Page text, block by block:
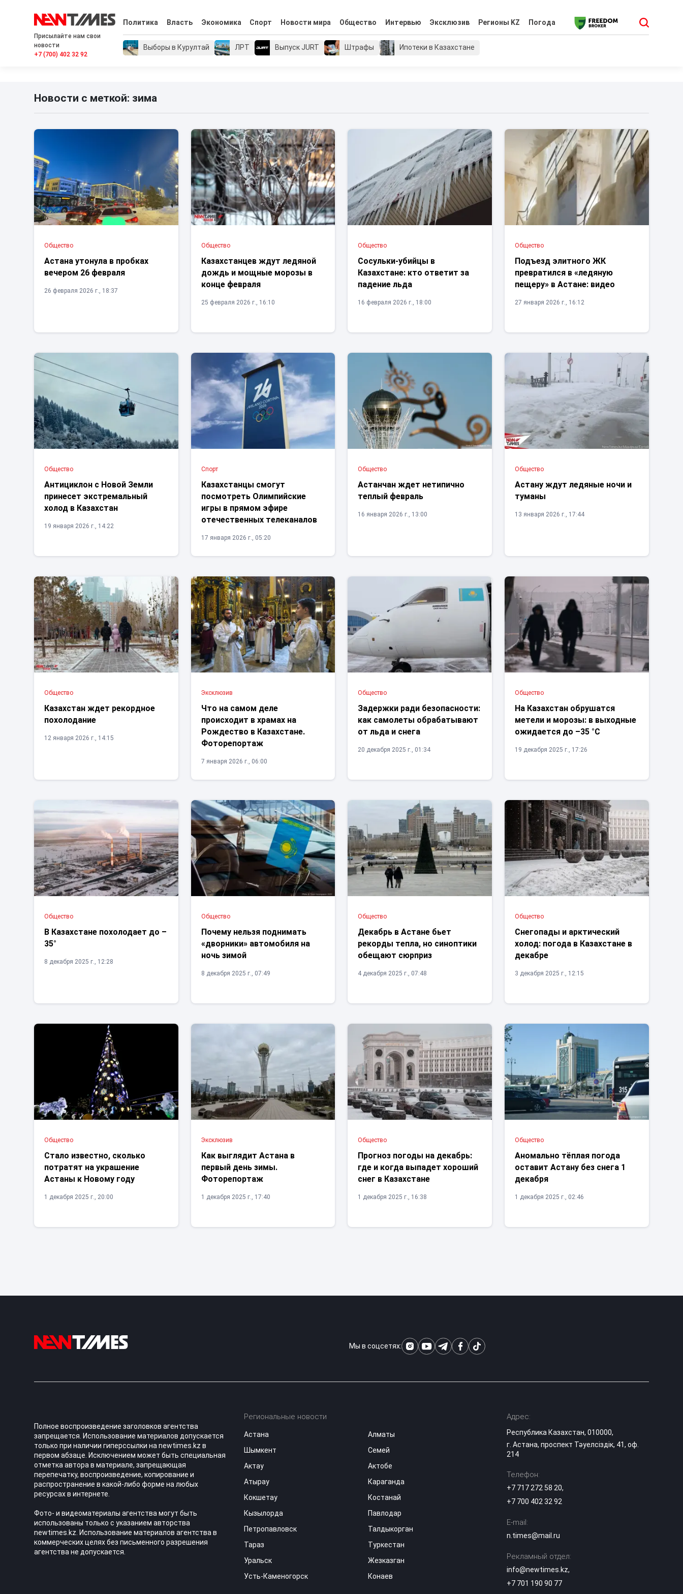
Присылайте нам свои
новости
+7 (700) 402 32 92
Политика Власть Экономика Спорт Новости мира Общество Интервью Эксклюзив Регионы KZ Погода
Выборы в Курултай ЛРТ Выпуск JURT Штрафы Ипотеки в Казахстане
Новости с меткой: зима
Общество
Астана утонула в пробках
вечером 26 февраля
26 февраля 2026 г., 18:37
Общество
Казахстанцев ждут ледяной
дождь и мощные морозы в
конце февраля
25 февраля 2026 г., 16:10
Общество
Сосульки-убийцы в
Казахстане: кто ответит за
падение льда
16 февраля 2026 г., 18:00
Общество
Подъезд элитного ЖК
превратился в «ледяную
пещеру» в Астане: видео
27 января 2026 г., 16:12
Общество
Антициклон с Новой Земли
принесет экстремальный
холод в Казахстан
19 января 2026 г., 14:22
Спорт
Казахстанцы смогут
посмотреть Олимпийские
игры в прямом эфире
отечественных телеканалов
17 января 2026 г., 05:20
Общество
Астанчан ждет нетипично
теплый февраль
16 января 2026 г., 13:00
Общество
Астану ждут ледяные ночи и
туманы
13 января 2026 г., 17:44
Общество
Казахстан ждет рекордное
похолодание
12 января 2026 г., 14:15
Эксклюзив
Что на самом деле
происходит в храмах на
Рождество в Казахстане.
Фоторепортаж
7 января 2026 г., 06:00
Общество
Задержки ради безопасности:
как самолеты обрабатывают
от льда и снега
20 декабря 2025 г., 01:34
Общество
На Казахстан обрушатся
метели и морозы: в выходные
ожидается до –35 °C
19 декабря 2025 г., 17:26
Общество
В Казахстане похолодает до –
35°
8 декабря 2025 г., 12:28
Общество
Почему нельзя поднимать
«дворники» автомобиля на
ночь зимой
8 декабря 2025 г., 07:49
Общество
Декабрь в Астане бьет
рекорды тепла, но синоптики
обещают сюрприз
4 декабря 2025 г., 07:48
Общество
Снегопады и арктический
холод: погода в Казахстане в
декабре
3 декабря 2025 г., 12:15
Общество
Стало известно, сколько
потратят на украшение
Астаны к Новому году
1 декабря 2025 г., 20:00
Эксклюзив
Как выглядит Астана в
первый день зимы.
Фоторепортаж
1 декабря 2025 г., 17:40
Общество
Прогноз погоды на декабрь:
где и когда выпадет хороший
снег в Казахстане
1 декабря 2025 г., 16:38
Общество
Аномально тёплая погода
оставит Астану без снега 1
декабря
1 декабря 2025 г., 02:46
Мы в соцсетях:
Полное воспроизведение заголовков агентства
запрещается. Использование материалов допускается
только при наличии гиперссылки на newtimes.kz в
первом абзаце. Исключением может быть специальная
отметка автора в материале, запрещающая
перепечатку, воспроизведение, копирование и
распространение в какой-либо форме на любых
ресурсах в интернете.
Фото- и видеоматериалы агентства могут быть
использованы только с указанием авторства
newtimes.kz. Использование материалов агентства в
коммерческих целях без письменного разрешения
агентства не допускается.
Региональные новости
Астана
Алматы
Шымкент
Семей
Актау
Актобе
Атырау
Караганда
Кокшетау
Костанай
Кызылорда
Павлодар
Петропавловск
Талдыкорган
Тараз
Туркестан
Уральск
Жезказган
Усть-Каменогорск
Конаев
Адрес:
Республика Казахстан, 010000,
г. Астана, проспект Тәуелсіздік, 41, оф.
214
Телефон:
+7 717 272 58 20,
+7 700 402 32 92
E-mail:
n.times@mail.ru
Рекламный отдел:
info@newtimes.kz,
+7 701 190 90 77